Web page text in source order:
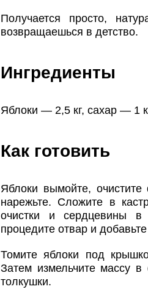
Получается просто,
возвращаешься в детство.
Ингредиенты
Яблоки — 2,5 кг, сахар — 1
Как готовить
Яблоки вымойте,
нарежьте. Сложите в
очистки и сердцевины
процедите отвар и
Томите яблоки под
Затем измельчите массу
толкушки.